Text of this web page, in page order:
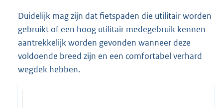
Duidelijk mag zijn dat fietspaden die utilitair worden
gebruikt of een hoog utilitair medegebruik kennen
aantrekkelijk worden gevonden wanneer deze
voldoende breed zijn en een comfortabel verhard
wegdek hebben.